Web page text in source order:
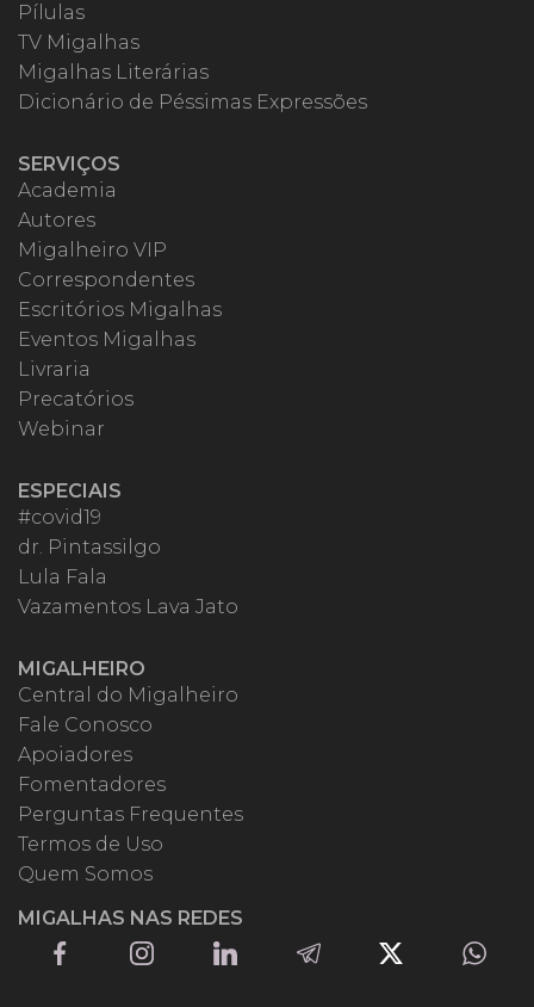
Pílulas
TV Migalhas
Migalhas Literárias
Dicionário de Péssimas Expressões
SERVIÇOS
Academia
Autores
Migalheiro VIP
Correspondentes
Escritórios Migalhas
Eventos Migalhas
Livraria
Precatórios
Webinar
ESPECIAIS
#covid19
dr. Pintassilgo
Lula Fala
Vazamentos Lava Jato
MIGALHEIRO
Central do Migalheiro
Fale Conosco
Apoiadores
Fomentadores
Perguntas Frequentes
Termos de Uso
Quem Somos
MIGALHAS NAS REDES